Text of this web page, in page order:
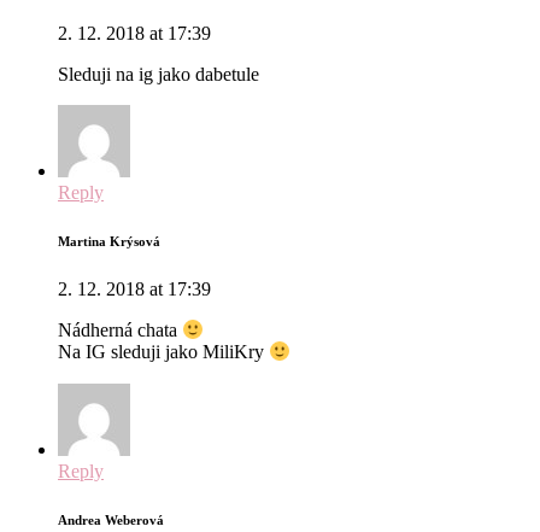
2. 12. 2018 at 17:39
Sleduji na ig jako dabetule
Reply
Martina Krýsová
2. 12. 2018 at 17:39
Nádherná chata
Na IG sleduji jako MiliKry
Reply
Andrea Weberová